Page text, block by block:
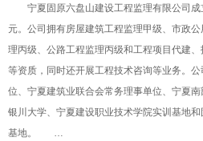
宁夏固原六盘山建设工程监理有限公司成
元。公司拥有房屋建筑工程监理甲级、市政
理丙级、公路工程监理丙级和工程项目代建
等资质，同时还开展工程技术咨询等业务。
位、宁夏建筑业联合会常务理事单位、宁夏
银川大学、宁夏建设职业技术学院实训基地
基地。 …